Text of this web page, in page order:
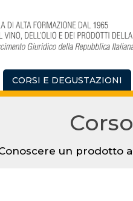
CORSI E DEGUSTAZIONI
un prodotto